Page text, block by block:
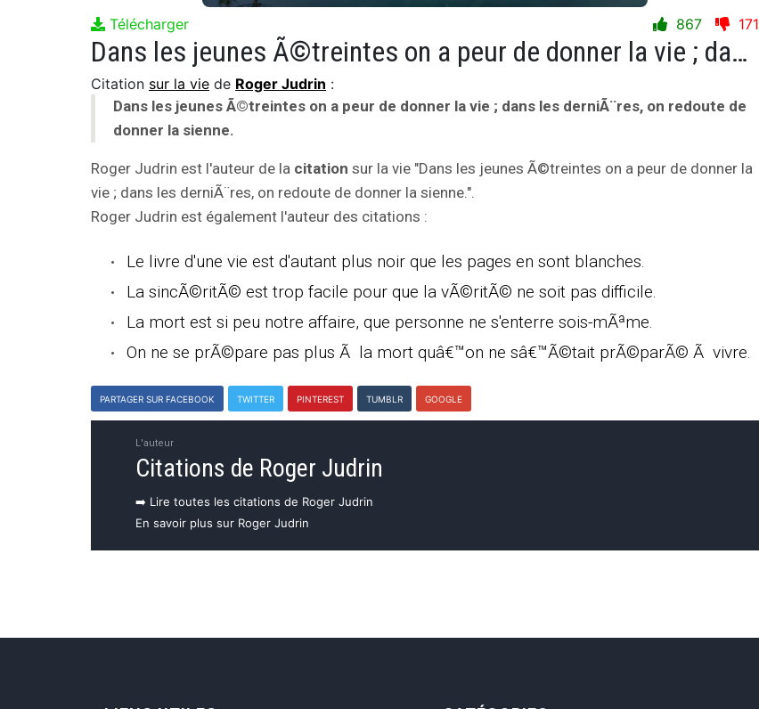
Télécharger 867 171
Dans les jeunes Ã©treintes on a peur de donner la vie ; dans les derniÃ¨res, on redoute de donner la sienne.
Citation sur la vie de Roger Judrin :
Dans les jeunes Ã©treintes on a peur de donner la vie ; dans les derniÃ¨res, on redoute de
donner la sienne.
Roger Judrin est l'auteur de la citation sur la vie "Dans les jeunes Ã©treintes on a peur de donner la
vie ; dans les derniÃ¨res, on redoute de donner la sienne.".
Roger Judrin est également l'auteur des citations :
Le livre d'une vie est d'autant plus noir que les pages en sont blanches.
La sincÃ©ritÃ© est trop facile pour que la vÃ©ritÃ© ne soit pas difficile.
La mort est si peu notre affaire, que personne ne s'enterre sois-mÃªme.
On ne se prÃ©pare pas plus Ã la mort quâ€™on ne sâ€™Ã©tait prÃ©parÃ© Ã vivre.
PARTAGER SUR FACEBOOK TWITTER PINTEREST TUMBLR GOOGLE
L'auteur
Citations de Roger Judrin
➡️ Lire toutes les citations de Roger Judrin
En savoir plus sur Roger Judrin